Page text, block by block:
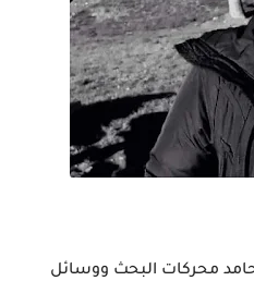
محركات البحث ووسائل